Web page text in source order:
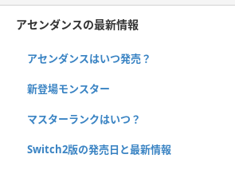
アセンダンスの最新情報
アセンダンスはいつ発売？
新登場モンスター
マスターランクはいつ？
Switch2版の発売日と最新情報